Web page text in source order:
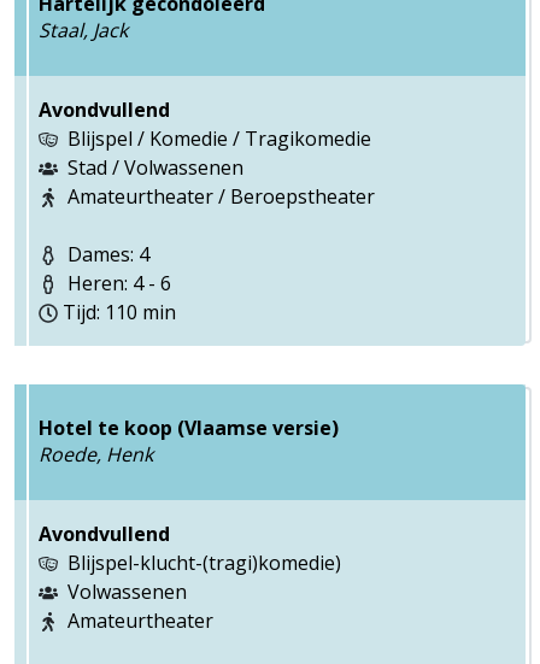
Staal, Jack
Avondvullend
Blijspel / Komedie / Tragikomedie
Stad / Volwassenen
Amateurtheater / Beroepstheater
Dames: 4
Heren: 4 - 6
Tijd: 110 min
Hotel te koop (Vlaamse versie)
Roede, Henk
Avondvullend
Blijspel-klucht-(tragi)komedie)
Volwassenen
Amateurtheater